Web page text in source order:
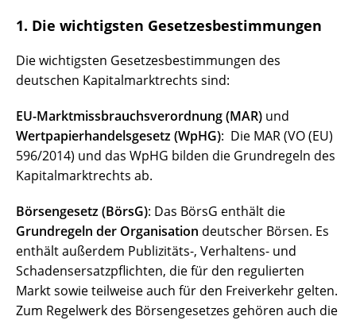
1. Die wichtigsten Gesetzesbestimmungen
Die wichtigsten Gesetzesbestimmungen des
deutschen Kapitalmarktrechts sind:
EU-Marktmissbrauchsverordnung (MAR) und
Wertpapierhandelsgesetz (WpHG): Die MAR (VO (EU)
596/2014) und das WpHG bilden die Grundregeln des
Kapitalmarktrechts ab.
Börsengesetz (BörsG): Das BörsG enthält die
Grundregeln der Organisation deutscher Börsen. Es
enthält außerdem Publizitäts-, Verhaltens- und
Schadensersatzpflichten, die für den regulierten
Markt sowie teilweise auch für den Freiverkehr gelten.
Zum Regelwerk des Börsengesetzes gehören auch die